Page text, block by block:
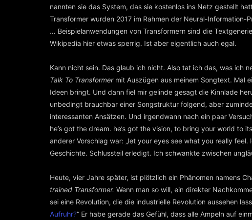
nannten sie das System, das sie kostenlos ins Netz gestellt
Transformer wurden 2017 im Rahmen der Neural-
… Beispielanwendungen von Transformern sind die
Wikipedia hier etwas sperrig. Ist aber eigentlich auch egal.
Kann nicht sein. Das glaub ich nicht. Also tat ich das, was ich
Talk To Transformermit Auszügen aus meinem Songtext. Mal
Ideen bringt. Und dann fiel mir gelinde gesagt die Kinnlade
unbedingt brauchbar einer Songstruktur folgend, aber
interessanten Ansätzen. Und irgendwann nach ein paar
he’s got the dream. he’s got the vision, to bring your world to
anderer Vorschlag war: „let your eyes see what you really feel.
Geschichte. Schlussteil erledigt. Ich schwankte zwischen
Heute, vier Jahre später, ist plötzlich ein Phänomen namens
trained Transformer. Wenn man so will, ein direkter
sei eine Revolution, die die industrielle Revolution aussehen
Aufruhr?“ Er habe gerade das Gefühl, dass alle Ampeln auf